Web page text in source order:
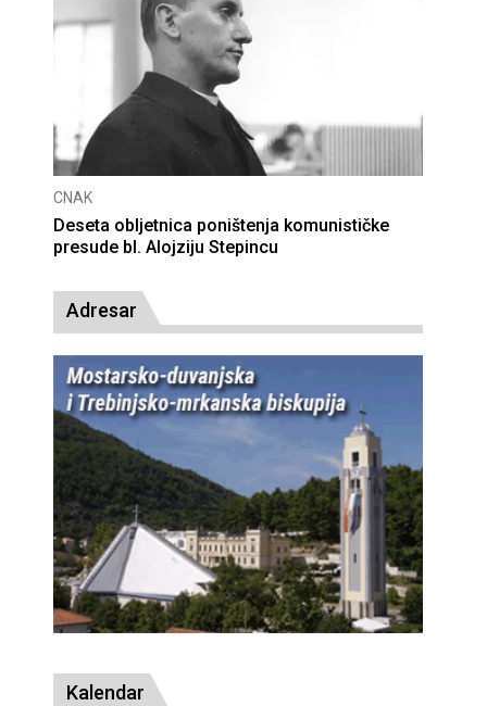
CNAK
Deseta obljetnica poništenja komunističke
presude bl. Alojziju Stepincu
Adresar
Kalendar